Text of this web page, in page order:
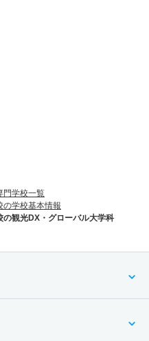
門学校一覧
の学校基本情報
の観光DX・グローバル大学科